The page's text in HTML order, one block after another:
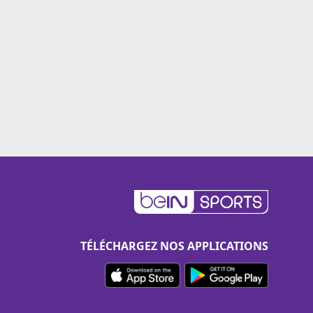
TÉLÉCHARGEZ NOS APPLICATIONS